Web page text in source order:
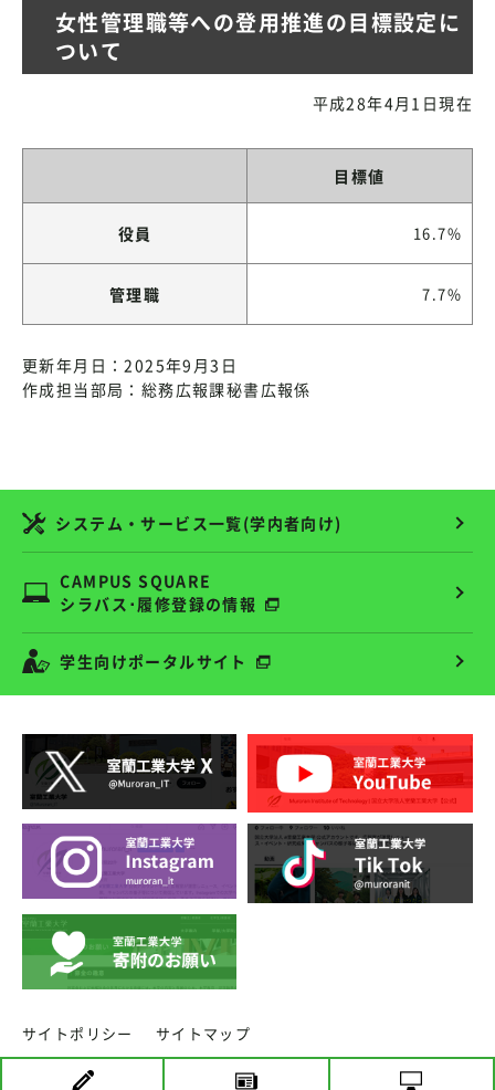
女性管理職等への登用推進の目標設定に
ついて
平成28年4月1日現在
目標値
役員 16.7%
管理職 7.7%
更新年月日：2025年9月3日
作成担当部局：総務広報課秘書広報係
システム・サービス一覧(学内者向け)
CAMPUS SQUARE
シラバス･履修登録の情報
学生向けポータルサイト
サイトポリシー サイトマップ
copyright ⓒ MURORAN INSTITUTE OF TECHNOLOGY.